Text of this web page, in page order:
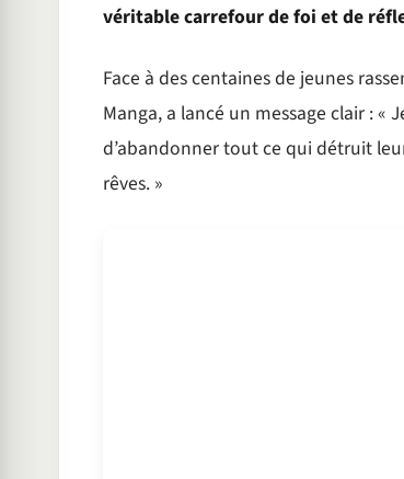
véritable carrefour de foi et de
Face à des centaines de jeunes
Manga, a lancé un message clair : «
d’abandonner tout ce qui détruit
rêves. »